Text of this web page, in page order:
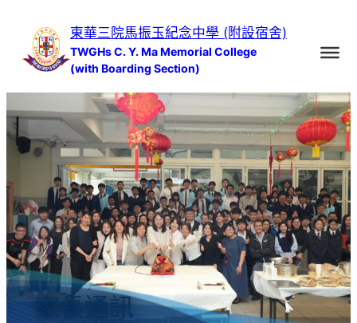
容
東華三院馬振玉紀念中學 (附設宿舍)
TWGHs C. Y. Ma Memorial College
(with Boarding Section)
家長通訊